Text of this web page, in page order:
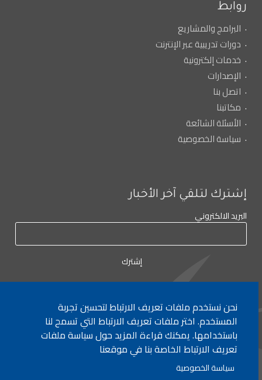
روابط
البرامج والمشاريع
دورات تدريبية عبر الإنترنت
خدمات إلكترونية
الإصدارات
اتصل بنا
مكاتبنا
الأسئلة الشائعة
سياسة الخصوصية
إشترك لتلقي آخر الأخبار
البريد الالكتروني
لأي إستفسار الإتصال على:٠١/٧٧٢٠٠٠
جميع الحقوق محفوظة © 2026 , وزارة التربية والتعليم العالي، لبنان.
نحن نستخدم ملفات تعريف الارتباط لتحسين تجربة
المستخدم. اختر ملفات تعريف الارتباط التي تسمح لنا
باستخدامها. يمكنك قراءة المزيد حول سياسة ملفات
تعريف الارتباط الخاصة بنا في موقعنا
سياسة الخصوصية